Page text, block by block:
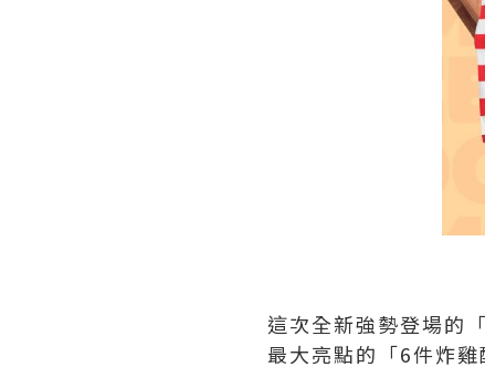
這次全新強勢登場的
最大亮點的「6件炸